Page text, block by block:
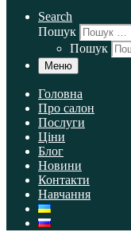
Search
Пошук
Пошук
Меню
Головна
Про салон
Послуги
Ціни
Блог
Новини
Контакти
Навчання